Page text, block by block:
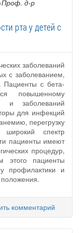
д-р
рта у детей с
заболеваний
с заболеванием,
Пациенты с бета-
повышенному
и заболеваний
для инфекций
перегрузку
спектр
пациенты имеют
процедур,
этого пациенты
профилактики и
комментарий